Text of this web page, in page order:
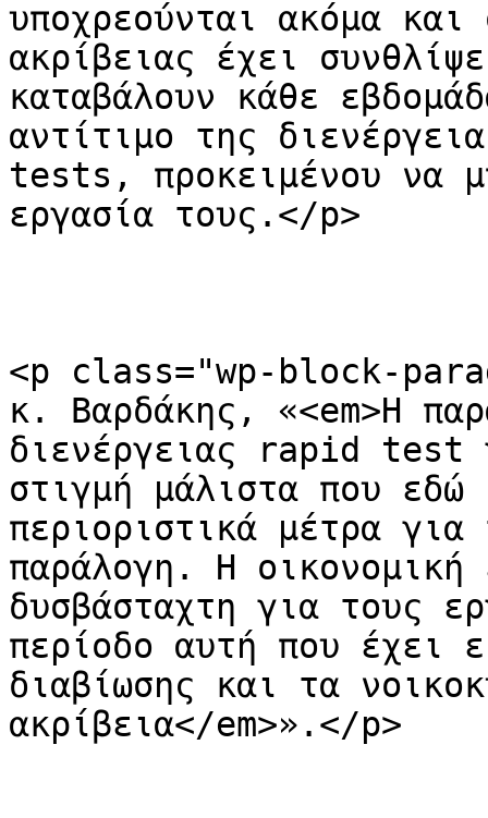
υποχρεούνται ακόμα
ακρίβειας έχει
καταβάλουν κάθε
αντίτιμο της
tests, προκειμένου να
εργασία τους.</p>
<p class="wp-block-
κ. Βαρδάκης, «<em>Η
διενέργειας rapid test
στιγμή μάλιστα που
περιοριστικά μέτρα
παράλογη. Η οικονομική
δυσβάσταχτη για τους
περίοδο αυτή που έχει
διαβίωσης και τα
ακρίβεια</em>».</p>